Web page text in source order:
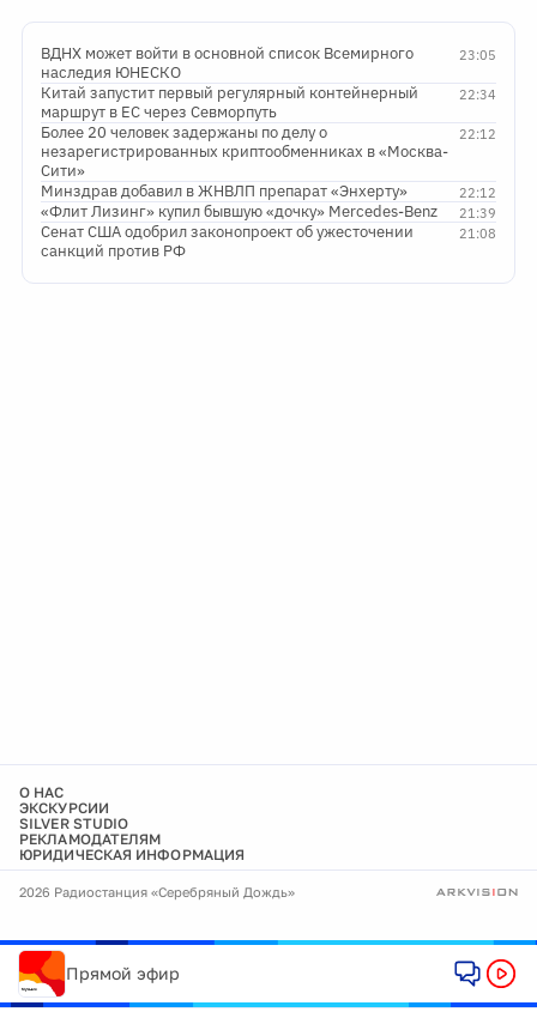
23:05
ВДНХ может войти в основной список Всемирного
наследия ЮНЕСКО
22:34
Китай запустит первый регулярный контейнерный
маршрут в ЕС через Севморпуть
22:12
Более 20 человек задержаны по делу о
незарегистрированных криптообменниках в «Москва-
Сити»
22:12
Минздрав добавил в ЖНВЛП препарат «Энхерту»
21:39
«Флит Лизинг» купил бывшую «дочку» Mercedes-Benz
21:08
Сенат США одобрил законопроект об ужесточении
санкций против РФ
О НАС
ЭКСКУРСИИ
SILVER STUDIO
РЕКЛАМОДАТЕЛЯМ
ЮРИДИЧЕСКАЯ ИНФОРМАЦИЯ
2026 Радиостанция «Серебряный Дождь»
Прямой эфир